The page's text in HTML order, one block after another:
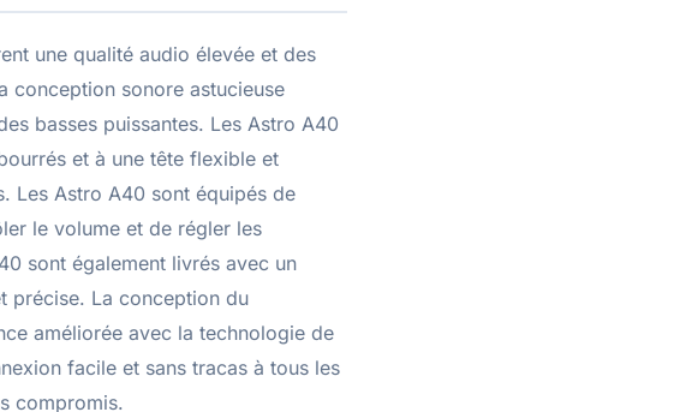
une qualité audio élevée et des
conception sonore astucieuse
basses puissantes. Les Astro A40
et à une tête flexible et
Les Astro A40 sont équipés de
le volume et de régler les
sont également livrés avec un
précise. La conception du
améliorée avec la technologie de
facile et sans tracas à tous les
compromis.